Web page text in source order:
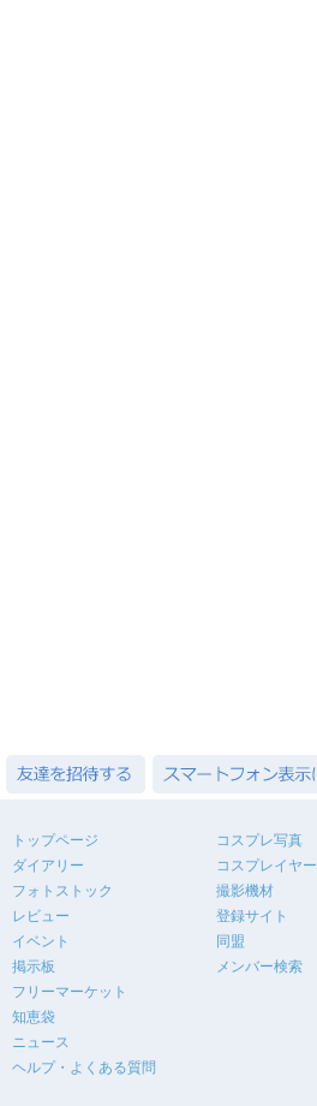
トップページ
ダイアリー
フォトストック
レビュー
イベント
掲示板
フリーマーケット
知恵袋
ニュース
ヘルプ・よくある質問
コスプレ写真
コスプレイヤー
撮影機材
登録サイト
同盟
メンバー検索